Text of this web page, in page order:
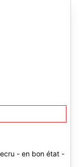
- en bon état -